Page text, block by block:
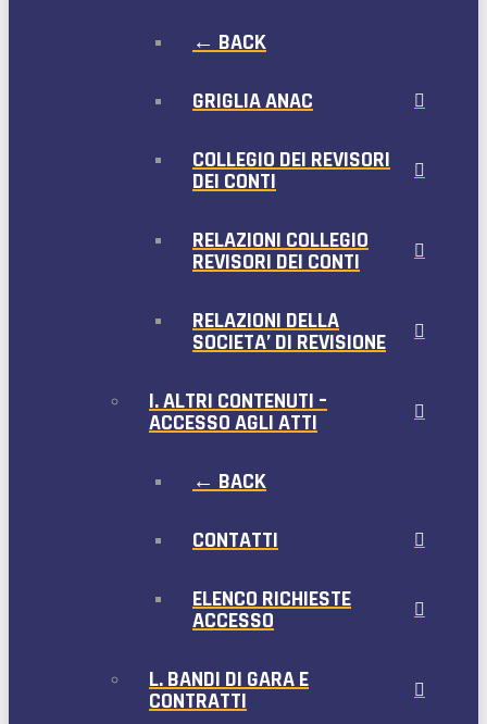
← BACK
GRIGLIA ANAC
COLLEGIO DEI REVISORI
DEI CONTI
RELAZIONI COLLEGIO
REVISORI DEI CONTI
RELAZIONI DELLA
SOCIETA’ DI REVISIONE
I. ALTRI CONTENUTI –
ACCESSO AGLI ATTI
← BACK
CONTATTI
ELENCO RICHIESTE
ACCESSO
L. BANDI DI GARA E
CONTRATTI